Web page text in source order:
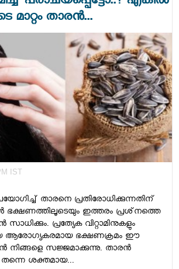
മാറ്റം താരൻ...
IST
താരനെ പ്രതിരോധിക്കുന്നതിന്
ഭക്ഷണത്തിലൂടെയും ഇത്തരം പ്രശ്‌നത്തെ
പ്രത്യേക വിറ്റാമിനുകളും
ആരോഗ്യകരമായ ഭക്ഷണക്രമം ഈ
നിങ്ങളെ സജ്ജമാക്കുന്നു. താരന്‍
ശക്തമായ...